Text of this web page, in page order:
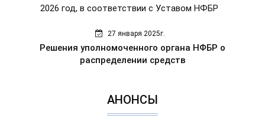
2026 год, в соответствии с Уставом НФБР
27 января 2025г.
Решения уполномоченного органа НФБР о
распределении средств
АНОНСЫ